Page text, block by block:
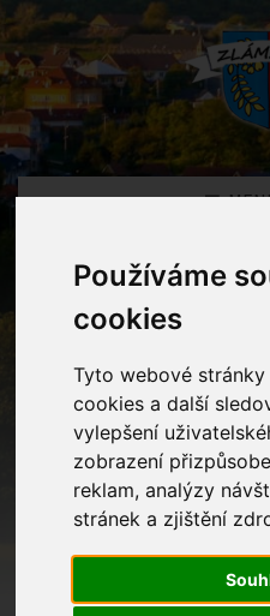
Používáme
cookies
Tyto webové
cookies a další
vylepšení
zobrazení
reklam, analýzy
stránek a zjištění
Oznámení
Home Oznámení
Planetárium
23.02.2026 v kategorii